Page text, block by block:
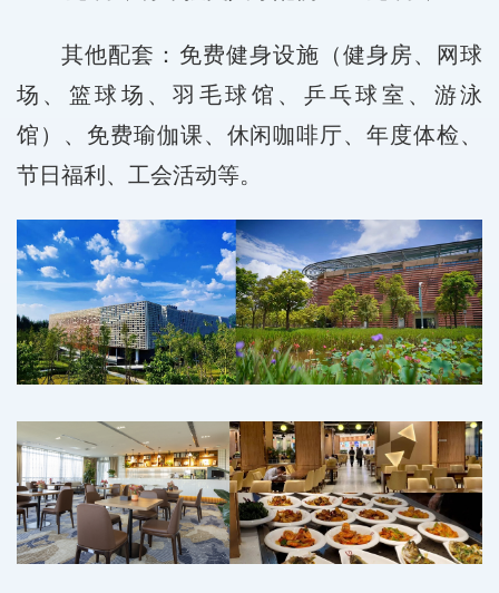
其他配套：免费健身设施（健身房、网球
场、篮球场、羽毛球馆、乒乓球室、游泳
馆）、免费瑜伽课、休闲咖啡厅、年度体检、
节日福利、工会活动等。